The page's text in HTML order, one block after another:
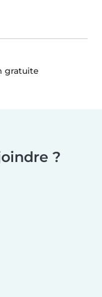
gratuite
?